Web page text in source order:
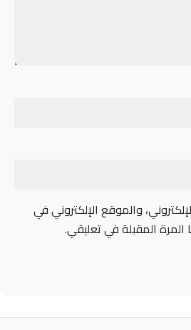
والموقع الإلكتروني في
المقبلة في تعليقي.